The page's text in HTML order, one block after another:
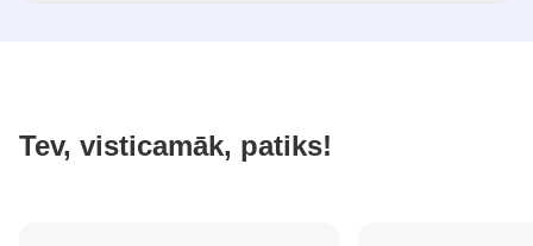
Tev, visticamāk, patiks!